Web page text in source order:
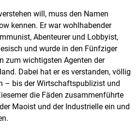
will, muss den Namen
kennen. Er war wohlhabender
Abenteurer und Lobbyist,
und wurde in den Fünfziger
zum wichtigsten Agenten der
Dabei hat er es verstanden, völlig
– bis der Wirtschaftspublizist und
die Fäden zusammenführte
Maoist und der Industrielle ein und